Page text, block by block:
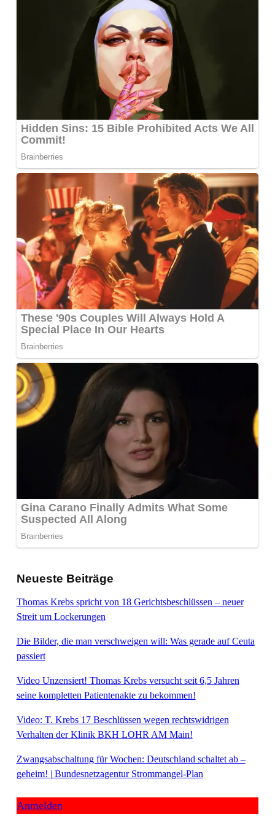
Neueste Beiträge
Thomas Krebs spricht von 18 Gerichtsbeschlüssen – neuer
Streit um Lockerungen
Die Bilder, die man verschweigen will: Was gerade auf Ceuta
passiert
Video Unzensiert! Thomas Krebs versucht seit 6,5 Jahren
seine kompletten Patientenakte zu bekommen!
Video: T. Krebs 17 Beschlüssen wegen rechtswidrigen
Verhalten der Klinik BKH LOHR AM Main!
Zwangsabschaltung für Wochen: Deutschland schaltet ab –
geheim! | Bundesnetzagentur Strommangel-Plan
Anmelden